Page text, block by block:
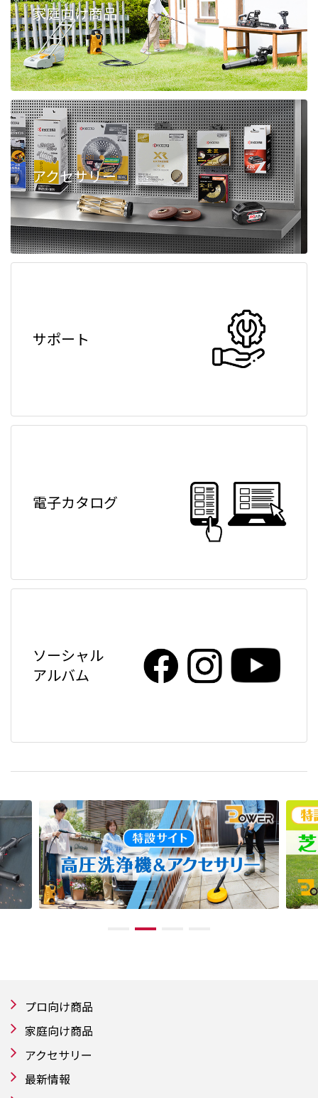
家庭向け商品
アクセサリー
サポート
電子カタログ
ソーシャル
アルバム
プロ向け商品
家庭向け商品
アクセサリー
最新情報